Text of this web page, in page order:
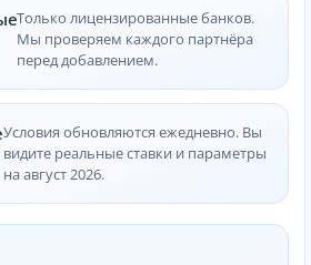
Только лицензированные банков.
Мы проверяем каждого партнёра
перед добавлением.
Условия обновляются ежедневно. Вы
видите реальные ставки и параметры
на август 2026.